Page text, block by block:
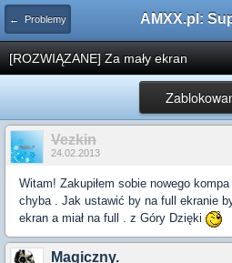
← Problemy
[ROZWIĄZANE] Za mały ekran
Vezkin
24.02.2013
Witam! Zakupiłem sobie nowego
chyba . Jak ustawić by na full ekranie
ekran a miał na full . z Góry Dzięki
Magiczny.